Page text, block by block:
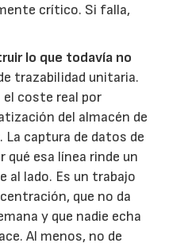
crítico. Si falla,
lo que todavía no
trazabilidad unitaria.
el coste real por
del almacén de
captura de datos de
qué esa línea rinde un
al lado. Es un trabajo
que no da
y que nadie echa
Al menos, no de